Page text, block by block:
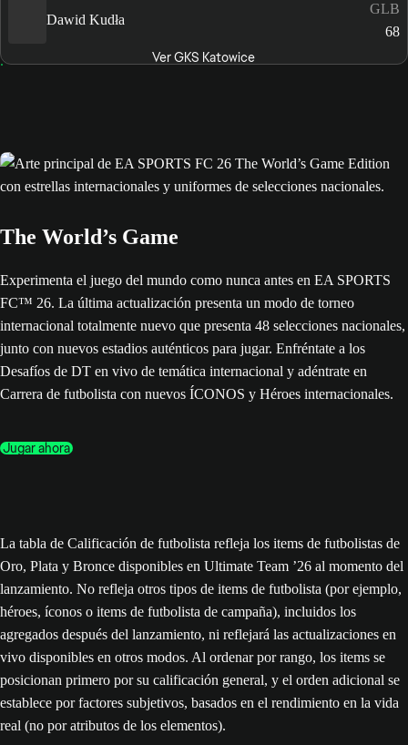
Dawid Kudła
GLB
68
Ver GKS Katowice
The World’s Game
Experimenta el juego del mundo como nunca antes en EA SPORTS
FC™ 26. La última actualización presenta un modo de torneo
internacional totalmente nuevo que presenta 48 selecciones nacionales,
junto con nuevos estadios auténticos para jugar. Enfréntate a los
Desafíos de DT en vivo de temática internacional y adéntrate en
Carrera de futbolista con nuevos ÍCONOS y Héroes internacionales.
Jugar ahora
La tabla de Calificación de futbolista refleja los items de futbolistas de
Oro, Plata y Bronce disponibles en Ultimate Team ’26 al momento del
lanzamiento. No refleja otros tipos de items de futbolista (por ejemplo,
héroes, íconos o items de futbolista de campaña), incluidos los
agregados después del lanzamiento, ni reflejará las actualizaciones en
vivo disponibles en otros modos. Al ordenar por rango, los items se
posicionan primero por su calificación general, y el orden adicional se
establece por factores subjetivos, basados en el rendimiento en la vida
real (no por atributos de los elementos).